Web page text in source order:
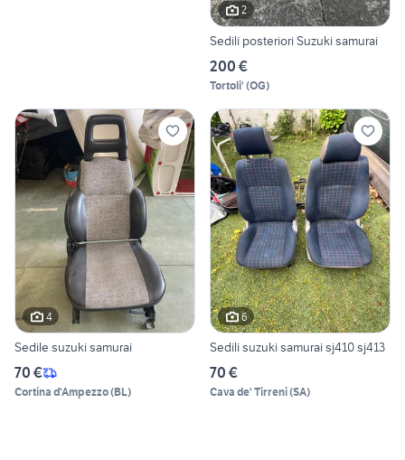
2
Sedili posteriori Suzuki samurai
200 €
Tortoli' (OG)
4
Sedile suzuki samurai
70 €
Cortina d'Ampezzo(BL)
6
Sedili suzuki samurai sj410 sj413
70 €
Cava de' Tirreni(SA)